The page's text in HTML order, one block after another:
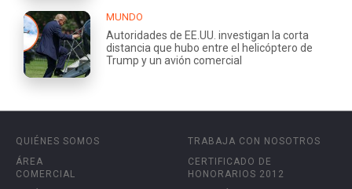
MUNDO
Autoridades de EE.UU. investigan la corta
distancia que hubo entre el helicóptero de
Trump y un avión comercial
QUIÉNES SOMOS
ÁREA
COMERCIAL
TRABAJA CON NOSOTROS
CERTIFICADO DE
HONORARIOS 2012